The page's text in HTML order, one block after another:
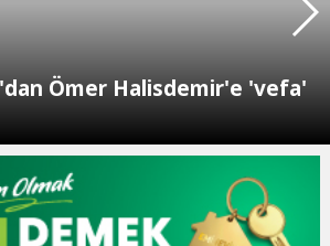
Ömer Halisdemir'e 'vefa'